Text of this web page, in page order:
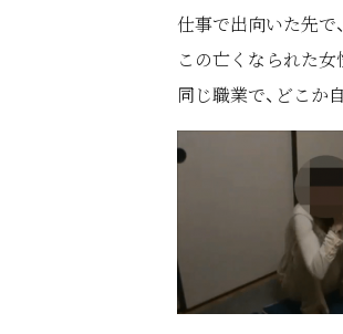
仕事で出向いた先で
この亡くなられた女
同じ職業で、どこか